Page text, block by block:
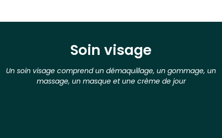
Soin visage
Un soin visage comprend un démaquillage, un gommage, un
massage, un masque et une crème de jour